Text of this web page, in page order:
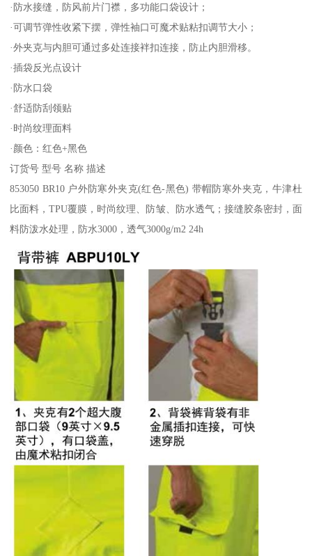
·防水接缝，防风前片门襟，多功能口袋设计；
·可调节弹性收紧下摆，弹性袖口可魔术贴粘扣调节大小；
·外夹克与内胆可通过多处连接袢扣连接，防止内胆滑移。
·插袋反光点设计
·防水口袋
·舒适防刮领贴
·时尚纹理面料
·颜色：红色+黑色
订货号 型号 名称 描述
853050 BR10 户外防寒外夹克(红色-黑色) 带帽防寒外夹克，牛津杜
比面料，TPU覆膜，时尚纹理、防皱、防水透气；接缝胶条密封，面
料防泼水处理，防水3000，透气3000g/m2 24h